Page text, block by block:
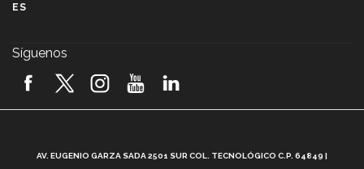
2026! (video)
ES
Síguenos
AV. EUGENIO GARZA SADA 2501 SUR COL. TECNOLÓGICO C.P. 64849 |